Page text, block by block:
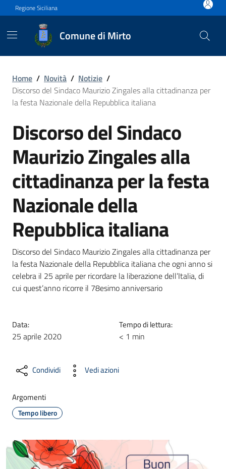
Vai ai contenuti
Vai al footer
Regione Siciliana
Comune di Mirto
Discorso del Sindaco
Home / Novità / Notizie /
Discorso del Sindaco Maurizio Zingales alla cittadinanza per
la festa Nazionale della Repubblica italiana
Discorso del Sindaco
Maurizio Zingales alla
cittadinanza per la festa
Nazionale della
Repubblica italiana
Discorso del Sindaco Maurizio Zingales alla cittadinanza per
la festa Nazionale della Repubblica italiana che ogni anno si
celebra il 25 aprile per ricordare la liberazione dell’Italia, di
cui quest’anno ricorre il 78esimo anniversario
Data:
25 aprile 2020
Tempo di lettura:
< 1 min
Condividi Vedi azioni
Argomenti
Tempo libero